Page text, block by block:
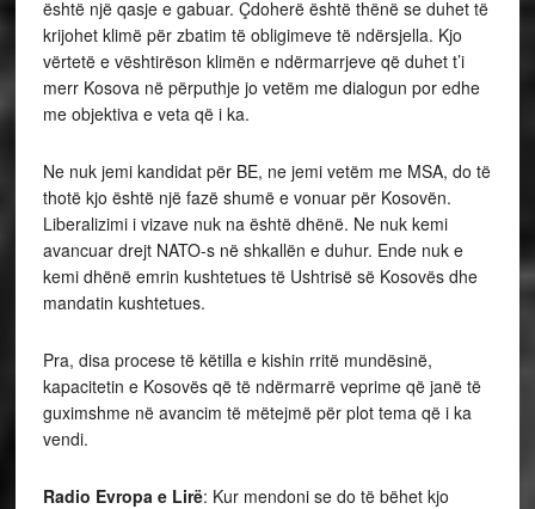
është një qasje e gabuar. Çdoherë është thënë se duhet të
krijohet klimë për zbatim të obligimeve të ndërsjella. Kjo
vërtetë e vështirëson klimën e ndërmarrjeve që duhet t’i
merr Kosova në përputhje jo vetëm me dialogun por edhe
me objektiva e veta që i ka.
Ne nuk jemi kandidat për BE, ne jemi vetëm me MSA, do të
thotë kjo është një fazë shumë e vonuar për Kosovën.
Liberalizimi i vizave nuk na është dhënë. Ne nuk kemi
avancuar drejt NATO-s në shkallën e duhur. Ende nuk e
kemi dhënë emrin kushtetues të Ushtrisë së Kosovës dhe
mandatin kushtetues.
Pra, disa procese të këtilla e kishin rritë mundësinë,
kapacitetin e Kosovës që të ndërmarrë veprime që janë të
guximshme në avancim të mëtejmë për plot tema që i ka
vendi.
Radio Evropa e Lirë: Kur mendoni se do të bëhet kjo